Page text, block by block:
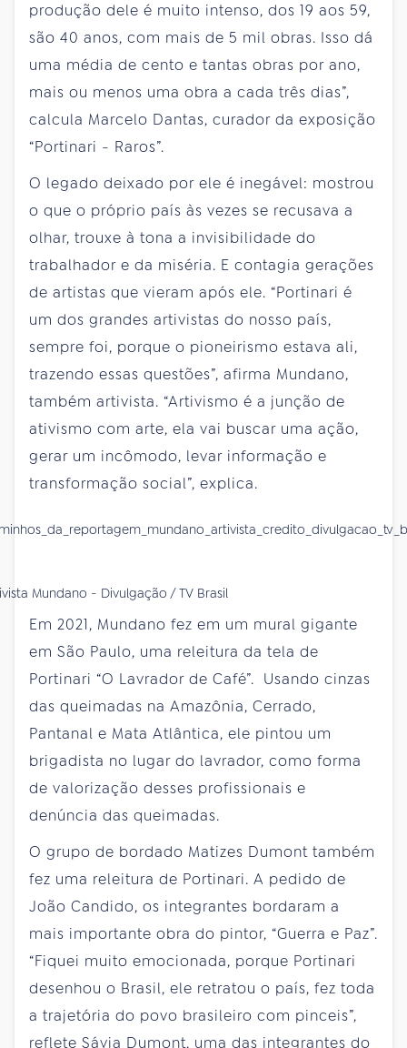
produção dele é muito intenso, dos 19 aos 59,
são 40 anos, com mais de 5 mil obras. Isso dá
uma média de cento e tantas obras por ano,
mais ou menos uma obra a cada três dias”,
calcula Marcelo Dantas, curador da exposição
“Portinari - Raros”.
O legado deixado por ele é inegável: mostrou
o que o próprio país às vezes se recusava a
olhar, trouxe à tona a invisibilidade do
trabalhador e da miséria. E contagia gerações
de artistas que vieram após ele. “Portinari é
um dos grandes artivistas do nosso país,
sempre foi, porque o pioneirismo estava ali,
trazendo essas questões”, afirma Mundano,
também artivista. “Artivismo é a junção de
ativismo com arte, ela vai buscar uma ação,
gerar um incômodo, levar informação e
transformação social”, explica.
Mundano - Divulgação / TV Brasil
Em 2021, Mundano fez em um mural gigante
em São Paulo, uma releitura da tela de
Portinari “O Lavrador de Café”. Usando cinzas
das queimadas na Amazônia, Cerrado,
Pantanal e Mata Atlântica, ele pintou um
brigadista no lugar do lavrador, como forma
de valorização desses profissionais e
denúncia das queimadas.
O grupo de bordado Matizes Dumont também
fez uma releitura de Portinari. A pedido de
João Candido, os integrantes bordaram a
mais importante obra do pintor, “Guerra e Paz”.
“Fiquei muito emocionada, porque Portinari
desenhou o Brasil, ele retratou o país, fez toda
a trajetória do povo brasileiro com pinceis”,
reflete Sávia Dumont, uma das integrantes do